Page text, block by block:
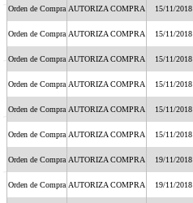
Orden de Compra AUTORIZA COMPRA 15/11/2018
Orden de Compra AUTORIZA COMPRA 15/11/2018
Orden de Compra AUTORIZA COMPRA 15/11/2018
Orden de Compra AUTORIZA COMPRA 15/11/2018
Orden de Compra AUTORIZA COMPRA 15/11/2018
Orden de Compra AUTORIZA COMPRA 15/11/2018
Orden de Compra AUTORIZA COMPRA 19/11/2018
Orden de Compra AUTORIZA COMPRA 19/11/2018